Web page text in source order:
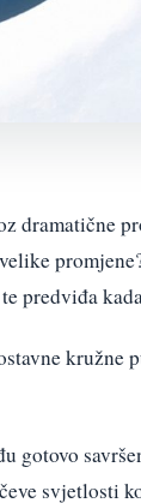
dramatične
predviđa
gotovo
svjetlosti